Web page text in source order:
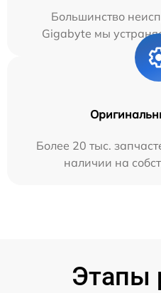
Большинство
Gigabyte мы
Более 20 тыс.
наличии на
Этапы